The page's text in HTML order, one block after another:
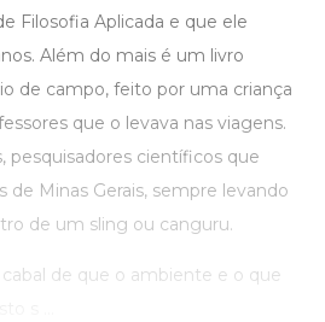
Filosofia Aplicada e que ele
Além do mais é um livro
de campo, feito por uma criança
que o levava nas viagens.
pesquisadores científicos que
de Minas Gerais, sempre levando
de um sling ou canguru.
de que o ambiente e o que